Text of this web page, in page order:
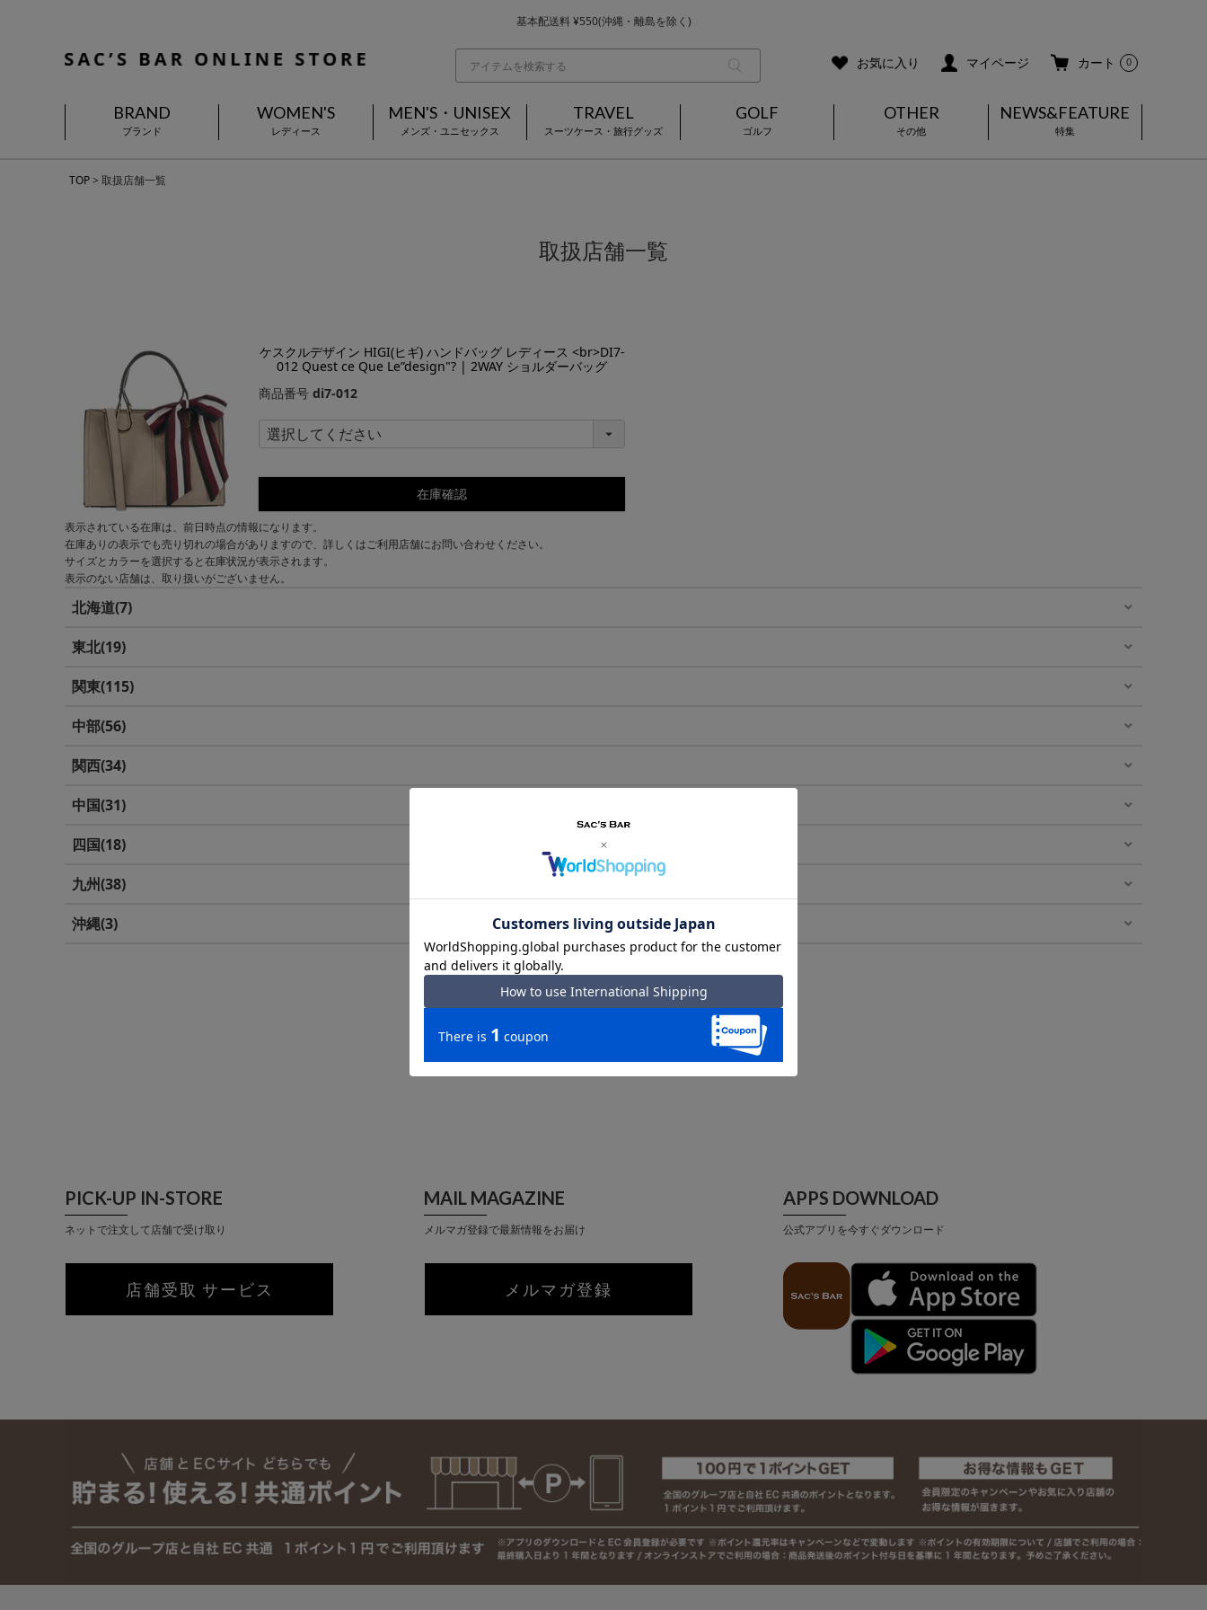
当日～翌営業日を目安に順次発送（一部お取り寄せ商品を除く）
お気に入り マイページ カート 0
BRAND
ブランド
WOMEN'S
レディース
MEN'S・UNISEX
メンズ・ユニセックス
TRAVEL
スーツケース・旅行グッズ
GOLF
ゴルフ
OTHER
その他
NEWS&FEATURE
特集
TOP 取扱店舗一覧
取扱店舗一覧
ケスクルデザイン HIGI(ヒギ) ハンドバッグ レディース <br>DI7-
012 Quest ce Que Le”design"? | 2WAY ショルダーバッグ
商品番号 di7-012
在庫確認
表示されている在庫は、前日時点の情報になります。
在庫ありの表示でも売り切れの場合がありますので、詳しくはご利用店舗にお問い合わせください。
サイズとカラーを選択すると在庫状況が表示されます。
表示のない店舗は、取り扱いがございません。
北海道 7
東北 19
関東 115
中部 56
関西 34
中国 31
四国 18
九州 38
沖縄 3
あなたが最近見た商品
PICK-UP IN-STORE
ネットで注文して店舗で受け取り
店舗受取 サービス
MAIL MAGAZINE
メルマガ登録で最新情報をお届け
メルマガ登録
APPS DOWNLOAD
公式アプリを今すぐダウンロード